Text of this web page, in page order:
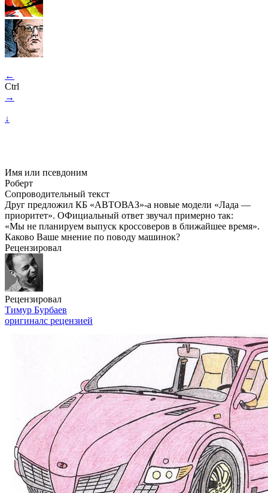
←
Ctrl
→
↓
Имя или псевдоним
Роберт
Сопроводительный текст
Друг предложил КБ «АВТОВАЗ»-а новые модели «Лада —
приоритет». ОФициальный ответ звучал примерно так:
«Мы не планируем выпуск кроссоверов в ближайшее время».
Каково Ваше мнение по поводу машинок?
Рецензировал
Рецензировал
Тимур Бурбаев
оригиналс рецензией